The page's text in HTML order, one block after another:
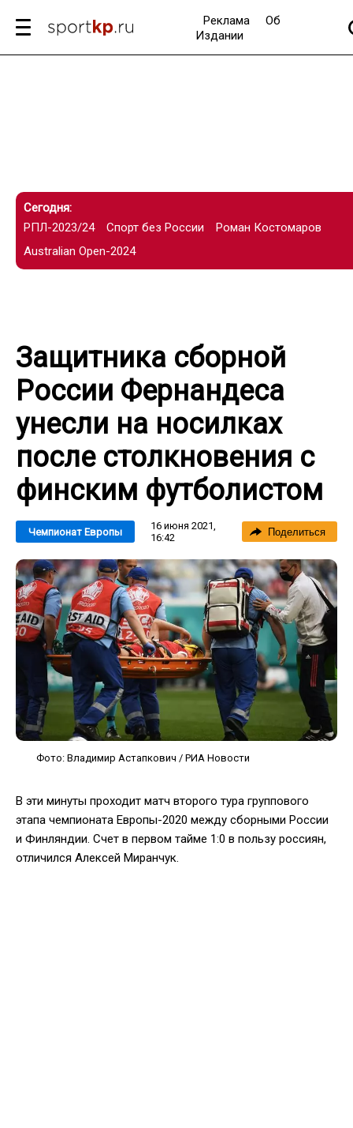
Реклама
Об
Издании
Сегодня:
РПЛ-2023/24
Спорт без России
Роман Костомаров
Australian Open-2024
Защитника сборной
России Фернандеса
унесли на носилках
после столкновения с
финским футболистом
Чемпионат Европы
16 июня 2021,
16:42
Поделиться
Фото: Владимир Астапкович / РИА Новости
В эти минуты проходит матч второго тура группового
этапа чемпионата Европы-2020 между сборными России
и Финляндии. Счет в первом тайме 1:0 в пользу россиян,
отличился Алексей Миранчук.